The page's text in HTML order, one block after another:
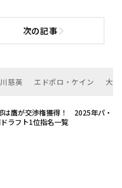
次の記事次の記事へ
慈英 エドポロ・ケイン 大
は鷹が交渉権獲得！ 2025年パ・
ラフト1位指名一覧